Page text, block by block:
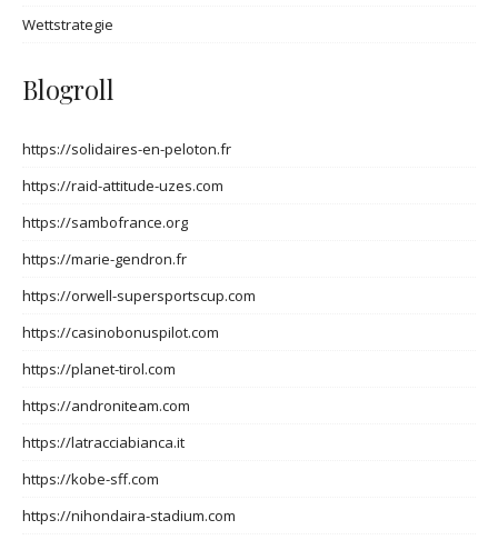
Wettstrategie
Blogroll
https://solidaires-en-peloton.fr
https://raid-attitude-uzes.com
https://sambofrance.org
https://marie-gendron.fr
https://orwell-supersportscup.com
https://casinobonuspilot.com
https://planet-tirol.com
https://androniteam.com
https://latracciabianca.it
https://kobe-sff.com
https://nihondaira-stadium.com